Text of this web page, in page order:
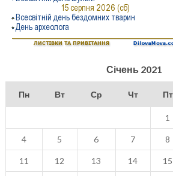
Січень 2021
Пн Вт Ср Чт Пт
1
4 5 6 7 8
11 12 13 14 15